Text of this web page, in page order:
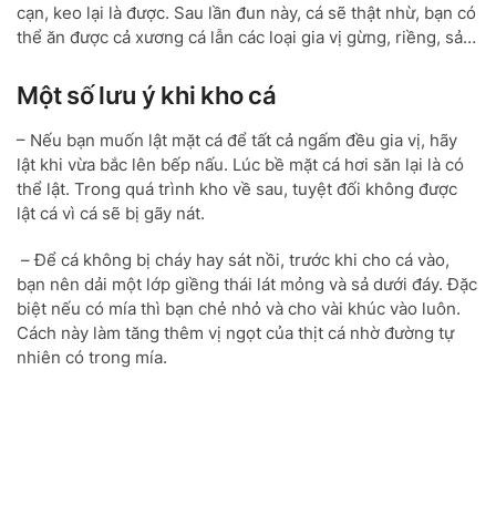
cạn, keo lại là được. Sau lần đun này, cá sẽ thật nhừ, bạn có
thể ăn được cả xương cá lẫn các loại gia vị gừng, riềng, sả…
Một số lưu ý khi kho cá
– Nếu bạn muốn lật mặt cá để tất cả ngấm đều gia vị, hãy
lật khi vừa bắc lên bếp nấu. Lúc bề mặt cá hơi săn lại là có
thể lật. Trong quá trình kho về sau, tuyệt đối không được
lật cá vì cá sẽ bị gãy nát.
– Để cá không bị cháy hay sát nồi, trước khi cho cá vào,
bạn nên dải một lớp giềng thái lát mỏng và sả dưới đáy. Đặc
biệt nếu có mía thì bạn chẻ nhỏ và cho vài khúc vào luôn.
Cách này làm tăng thêm vị ngọt của thịt cá nhờ đường tự
nhiên có trong mía.